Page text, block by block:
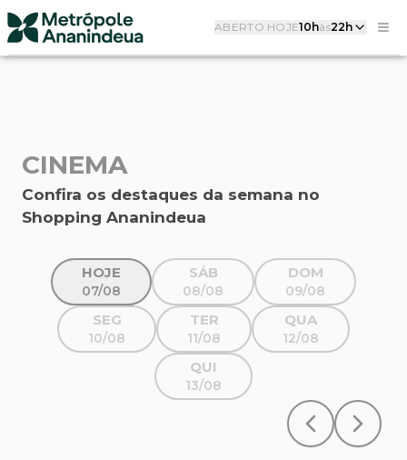
ABERTO HOJE10hàs22h
CINEMA
Confira os destaques da semana no
Shopping Ananindeua
HOJE
07/08
SÁB
08/08
DOM
09/08
SEG
10/08
TER
11/08
QUA
12/08
QUI
13/08
Previous slide
Next